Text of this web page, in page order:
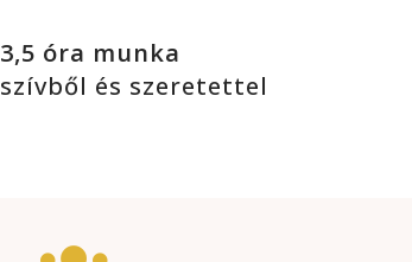
3,5 óra munka
szívből és szeretettel